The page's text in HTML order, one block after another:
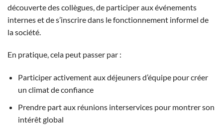
découverte des collègues, de participer aux événements
internes et de s’inscrire dans le fonctionnement informel de
la société.
En pratique, cela peut passer par :
Participer activement aux déjeuners d’équipe pour créer
un climat de confiance
Prendre part aux réunions interservices pour montrer son
intérêt global